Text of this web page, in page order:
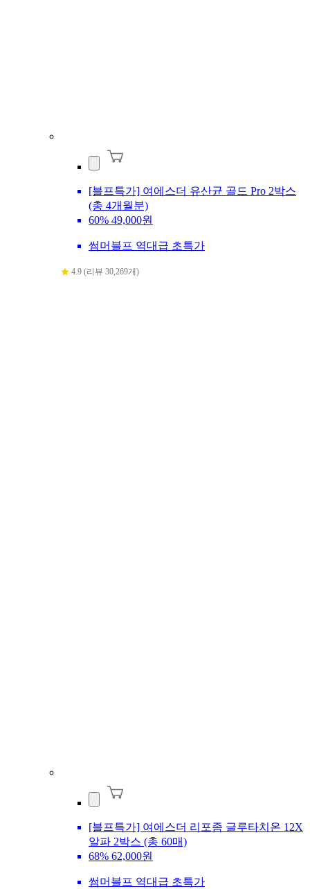
[블프특가] 여에스더 유산균 골드 Pro 2박스
(총 4개월분)
60% 49,000원
썸머블프 역대급 초특가
4.9 (리뷰 30,269개)
[블프특가] 여에스더 리포좀 글루타치온 12X
알파 2박스 (총 60매)
68% 62,000원
썸머블프 역대급 초특가